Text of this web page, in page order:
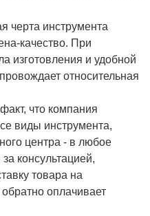
черта инструмента
качество. При
изготовления и удобной
относительная
что компания
виды инструмента,
центра - в любое
консультацией,
товара на
оплачивает